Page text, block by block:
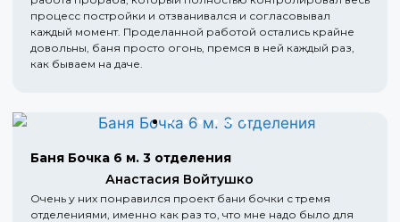
процесс постройки и отзванивался и согласовывал
каждый момент. Проделанной работой остались крайне
довольны, баня просто огонь, премся в ней каждый раз,
как бываем на даче.
Баня Бочка 6 м. 3 отделения
Анастасия Войтушко
Очень у них понравился проект бани бочки с тремя
отделениями, именно как раз то, что мне надо было для